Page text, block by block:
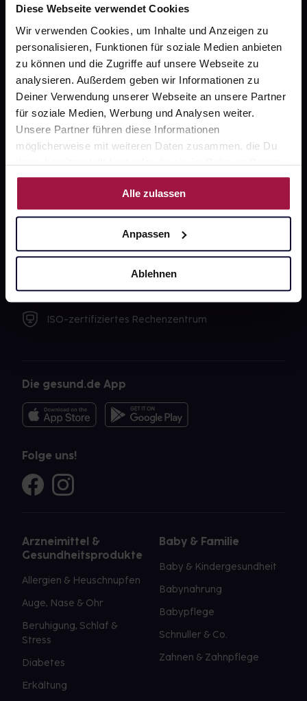
Diese Webseite verwendet Cookies
Wir verwenden Cookies, um Inhalte und Anzeigen zu
personalisieren, Funktionen für soziale Medien anbieten
zu können und die Zugriffe auf unsere Webseite zu
analysieren. Außerdem geben wir Informationen zu
Deiner Verwendung unserer Webseite an unsere Partner
für soziale Medien, Werbung und Analysen weiter.
Unsere Partner führen diese Informationen
möglicherweise mit weiteren Daten zusammen, die Du
ihnen bereitgestellt hast oder die sie im Rahmen Deiner
Nutzung der Dienste gesammelt haben.
Alle zulassen
Anpassen
Ablehnen
Unsere Vorteile
Ausgewählte Wunschprodukte sofort abholbereit
Lieferung für sofort verfügbare Artikel meist am
Freie Wahl der Apotheke
Große Auswahl an Apotheken
Software Made in Germany
ISO-zertifiziertes Rechenzentrum
Die gesund.de App
Folge uns!
Arzneimittel &
Gesundheitsprodukte
Allergien & Heuschnupfen
Auge, Nase & Ohr
Beruhigung, Schlaf &
Stress
Diabetes
Erkältung
Baby & Familie
Baby & Kindergesundheit
Babynahrung
Babypflege
Schnuller & Co.
Zahnen & Zahnpflege